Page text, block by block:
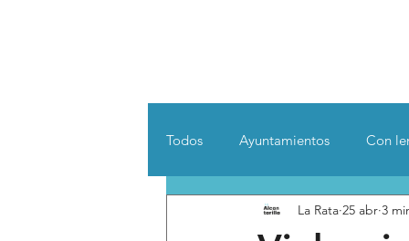
Todos Ayuntamientos Con
Desde otras
La Rata 25 abr 3